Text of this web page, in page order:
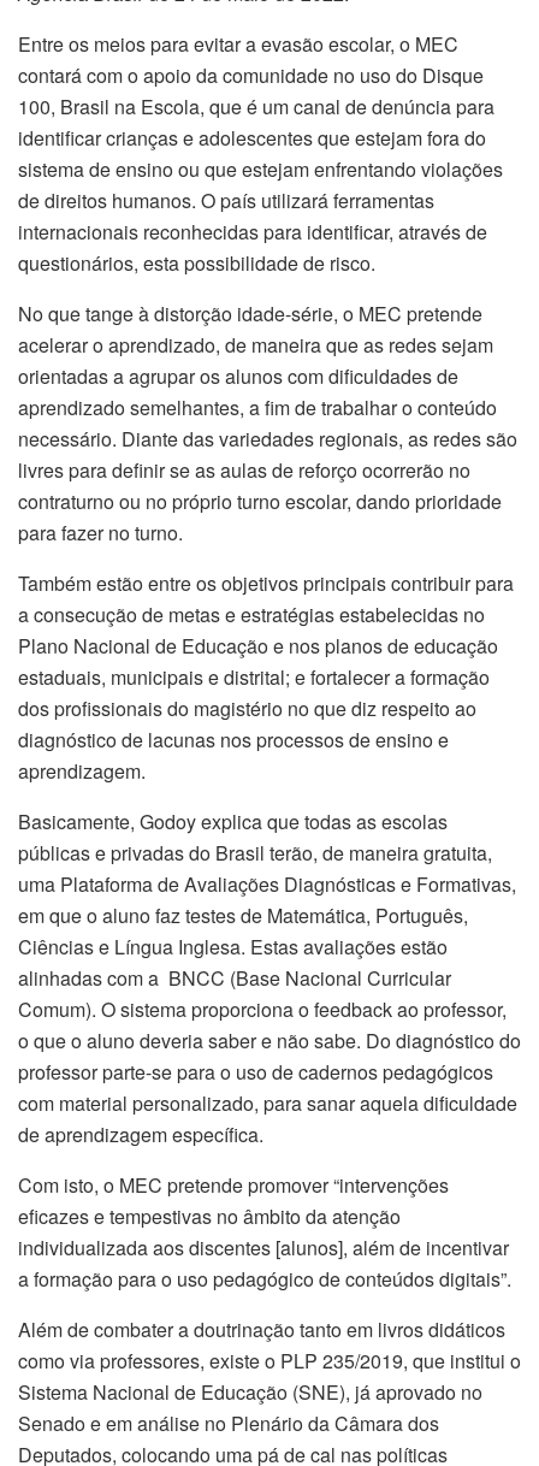
Entre os meios para evitar a evasão escolar, o MEC
contará com o apoio da comunidade no uso do Disque
100, Brasil na Escola, que é um canal de denúncia para
identificar crianças e adolescentes que estejam fora do
sistema de ensino ou que estejam enfrentando violações
de direitos humanos. O país utilizará ferramentas
internacionais reconhecidas para identificar, através de
questionários, esta possibilidade de risco.
No que tange à distorção idade-série, o MEC pretende
acelerar o aprendizado, de maneira que as redes sejam
orientadas a agrupar os alunos com dificuldades de
aprendizado semelhantes, a fim de trabalhar o conteúdo
necessário. Diante das variedades regionais, as redes são
livres para definir se as aulas de reforço ocorrerão no
contraturno ou no próprio turno escolar, dando prioridade
para fazer no turno.
Também estão entre os objetivos principais contribuir para
a consecução de metas e estratégias estabelecidas no
Plano Nacional de Educação e nos planos de educação
estaduais, municipais e distrital; e fortalecer a formação
dos profissionais do magistério no que diz respeito ao
diagnóstico de lacunas nos processos de ensino e
aprendizagem.
Basicamente, Godoy explica que todas as escolas
públicas e privadas do Brasil terão, de maneira gratuita,
uma Plataforma de Avaliações Diagnósticas e Formativas,
em que o aluno faz testes de Matemática, Português,
Ciências e Língua Inglesa. Estas avaliações estão
alinhadas com a BNCC (Base Nacional Curricular
Comum). O sistema proporciona o feedback ao professor,
o que o aluno deveria saber e não sabe. Do diagnóstico do
professor parte-se para o uso de cadernos pedagógicos
com material personalizado, para sanar aquela dificuldade
de aprendizagem específica.
Com isto, o MEC pretende promover “intervenções
eficazes e tempestivas no âmbito da atenção
individualizada aos discentes [alunos], além de incentivar
a formação para o uso pedagógico de conteúdos digitais”.
Além de combater a doutrinação tanto em livros didáticos
como via professores, existe o PLP 235/2019, que institui o
Sistema Nacional de Educação (SNE), já aprovado no
Senado e em análise no Plenário da Câmara dos
Deputados, colocando uma pá de cal nas políticas